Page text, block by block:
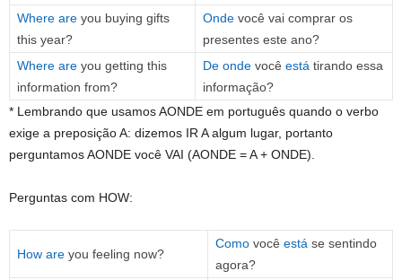
Where are you buying gifts
this year?
Onde você vai comprar os
presentes este ano?
Where are you getting this
information from?
De onde você está tirando essa
informação?
* Lembrando que usamos AONDE em português quando o verbo
exige a preposição A: dizemos IR A algum lugar, portanto
perguntamos AONDE você VAI (AONDE = A + ONDE).
Perguntas com HOW:
How are you feeling now?
Como você está se sentindo
agora?